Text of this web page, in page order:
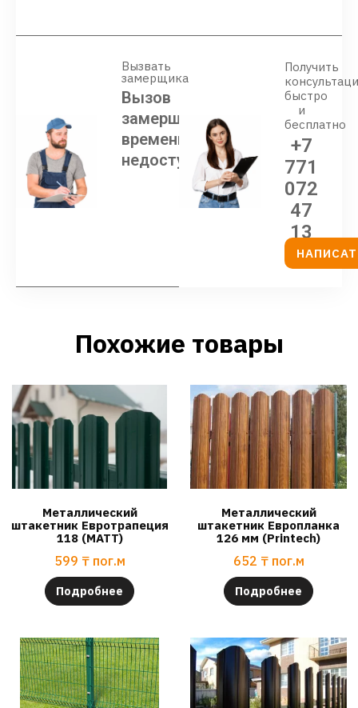
Вызвать
замерщика
Вызов
замерщика
временно
недоступен
Получить
быстро
и
бесплатно
+7
771
072
47
13
Похожие товары
Металлический
штакетник Евротрапеция
118 (МАТТ)
599 ₸ пог.м
Подробнее
Металлический
штакетник Европланка
126 мм (Printech)
652 ₸ пог.м
Подробнее